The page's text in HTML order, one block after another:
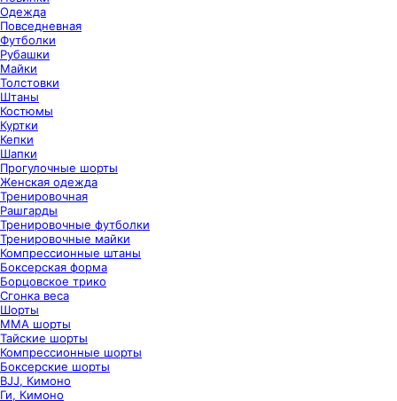
Одежда
Повседневная
Футболки
Рубашки
Майки
Толстовки
Штаны
Костюмы
Куртки
Кепки
Шапки
Прогулочные шорты
Женская одежда
Тренировочная
Рашгарды
Тренировочные футболки
Тренировочные майки
Компрессионные штаны
Боксерская форма
Борцовское трико
Сгонка веса
Шорты
ММА шорты
Тайские шорты
Компрессионные шорты
Боксерские шорты
BJJ, Кимоно
Ги, Кимоно